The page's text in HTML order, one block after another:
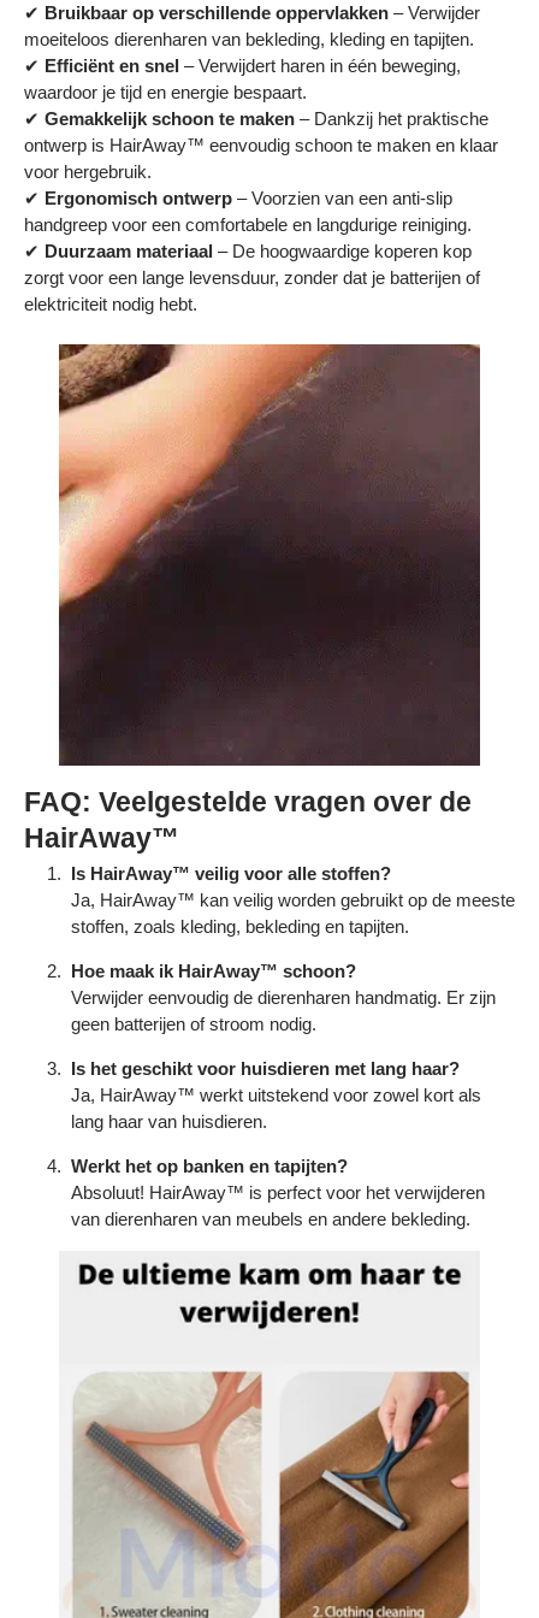
✔ Bruikbaar op verschillende oppervlakken – Verwijder
moeiteloos dierenharen van bekleding, kleding en tapijten.
✔ Efficiënt en snel – Verwijdert haren in één beweging,
waardoor je tijd en energie bespaart.
✔ Gemakkelijk schoon te maken – Dankzij het praktische
ontwerp is HairAway™ eenvoudig schoon te maken en klaar
voor hergebruik.
✔ Ergonomisch ontwerp – Voorzien van een anti-slip
handgreep voor een comfortabele en langdurige reiniging.
✔ Duurzaam materiaal – De hoogwaardige koperen kop
zorgt voor een lange levensduur, zonder dat je batterijen of
elektriciteit nodig hebt.
FAQ: Veelgestelde vragen over de
HairAway™
Is HairAway™ veilig voor alle stoffen?
Ja, HairAway™ kan veilig worden gebruikt op de meeste
stoffen, zoals kleding, bekleding en tapijten.
Hoe maak ik HairAway™ schoon?
Verwijder eenvoudig de dierenharen handmatig. Er zijn
geen batterijen of stroom nodig.
Is het geschikt voor huisdieren met lang haar?
Ja, HairAway™ werkt uitstekend voor zowel kort als
lang haar van huisdieren.
Werkt het op banken en tapijten?
Absoluut! HairAway™ is perfect voor het verwijderen
van dierenharen van meubels en andere bekleding.